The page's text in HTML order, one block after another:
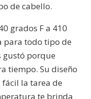
de cabello.
grados F a 410
para todo tipo de
gustó porque
tiempo. Su diseño
la tarea de
te brinda